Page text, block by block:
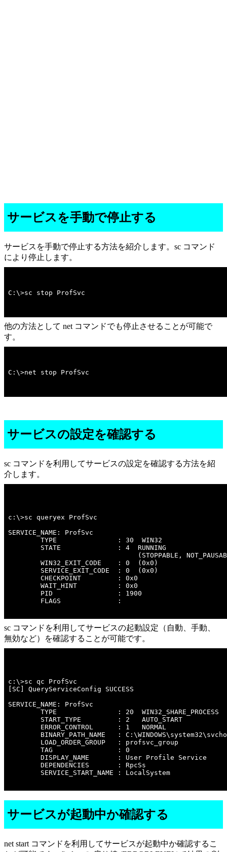
サービスを手動で停止する
サービスを手動で停止する方法を紹介します。sc コマンド
により停止します。
C:\>sc stop ProfSvc
他の方法として net コマンドでも停止させることが可能で
す。
C:\>net stop ProfSvc
サービスの設定を確認する
sc コマンドを利用してサービスの設定を確認する方法を紹
介します。
c:\>sc queryex ProfSvc
SERVICE_NAME: ProfSvc
        TYPE               : 30  WIN32
        STATE              : 4  RUNNING
(STOPPABLE,
        WIN32_EXIT_CODE    : 0  (0x0)
        SERVICE_EXIT_CODE  : 0  (0x0)
        CHECKPOINT         : 0x0
        WAIT_HINT          : 0x0
        PID                : 1900
        FLAGS              :
sc コマンドを利用してサービスの起動設定（自動、手動、
無効など）を確認することが可能です。
c:\>sc qc ProfSvc
[SC] QueryServiceConfig SUCCESS
SERVICE_NAME: ProfSvc
        TYPE               : 20  WIN32_SHARE_PROCESS
        START_TYPE         : 2   AUTO_START
        ERROR_CONTROL      : 1   NORMAL
BINARY_PATH_NAME   :
        LOAD_ORDER_GROUP   : profsvc_group
        TAG                : 0
        DISPLAY_NAME       : User Profile Service
        DEPENDENCIES       : RpcSs
        SERVICE_START_NAME : LocalSystem
サービスが起動中か確認する
net start コマンドを利用してサービスが起動中か確認するこ